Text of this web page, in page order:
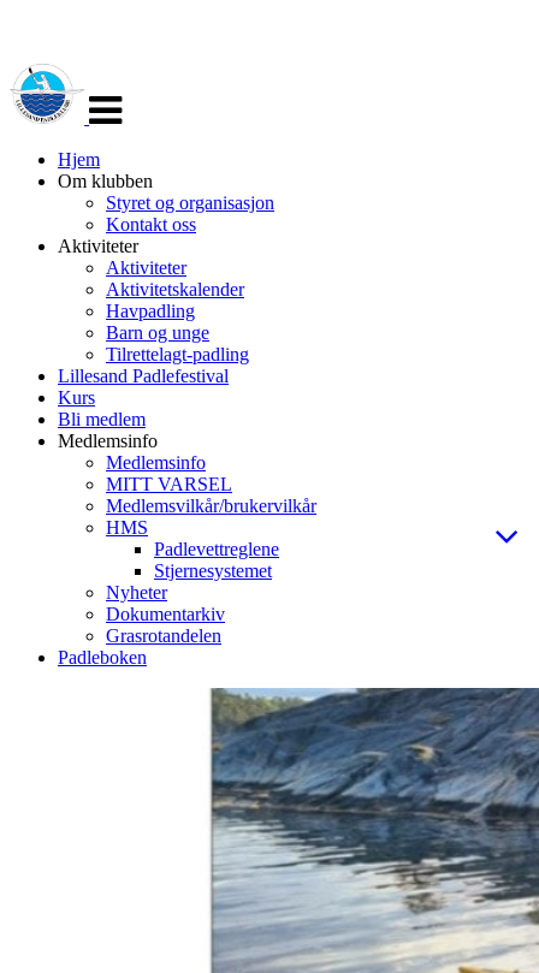
navigasjon
Hjem
Om klubben
Styret og organisasjon
Kontakt oss
Aktiviteter
Aktiviteter
Aktivitetskalender
Havpadling
Barn og unge
Tilrettelagt-padling
Lillesand Padlefestival
Kurs
Bli medlem
Medlemsinfo
Medlemsinfo
MITT VARSEL
Medlemsvilkår/brukervilkår
HMS
Padlevettreglene
Stjernesystemet
Nyheter
Dokumentarkiv
Grasrotandelen
Padleboken